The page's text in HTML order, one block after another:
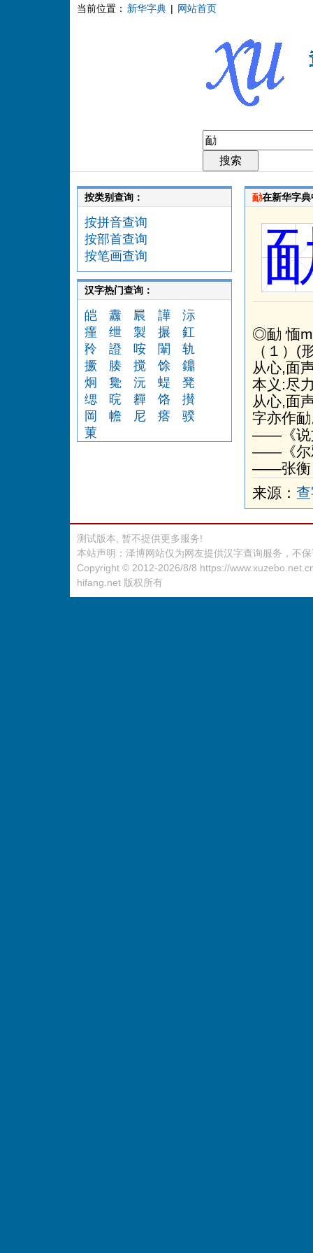
当前位置： 新华字典 | 网站首页
按类别查询：
按拼音查询
按部首查询
按笔画查询
汉字热门查询：
皑 纛 屒 譁
沶
瘽
绁 製 搌
釭
矝
證 咹 闈
轨
撅
腠 搅 馀
鐤
炯
毚 沅 蝭
凳
缌
晥 奲 饹
攅
岡
幨 尼 瘩
骙
菄
勔在新华字
◎勔 愐
（１）(
从心,面
本义:尽
从心,面
字亦作
——《说
——《尔
——张衡
来源：
测试版本, 暂不提供更多服务!
本站声明：泽博网站仅为网友提供汉字查询服务，不
Copyright © 2012-2026/8/8 https://
hifang.net 版权所有